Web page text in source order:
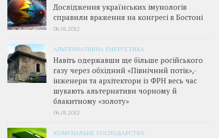
Дослідження українських імунологів
справили враження на конгресі в Бостоні
06.01.2012
АЛЬТЕРНАТИВНА ЕНЕРГЕТИКА
Навіть одержавши ще більше російського
газу через обхідний «Північний потік»,­
інженери та архітектори із ФРН весь час
шукають альтернативи чорному й
блакитному «золоту»
06.01.2012
КОМУНАЛЬНЕ ГОСПОДАРСТВО